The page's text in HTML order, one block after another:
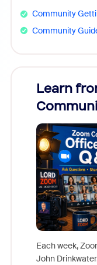
Community
Community
Learn
Each week,
John